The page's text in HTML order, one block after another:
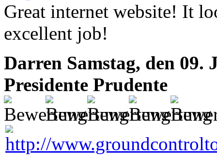
Great internet website! It
excellent job!
Darren Samstag, den 09.
Presidente Prudente